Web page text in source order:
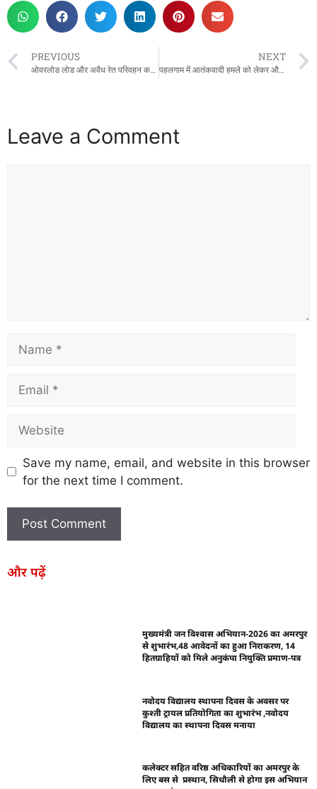
PREVIOUS
ओवरलोड लोड और अवैध रेत परिवहन करते 7 ट्रैक्टर पकड़ाये, तहसीलदार शहपुरा की बड़ी कार्यवाही ,लगातार मिल रही थी शिकायत
NEXT
पहलगाम में आतंकवादी हमले को लेकर और पश्चिम बंगाल में हो रहे हिंदू भाई बहन और बच्चों के साथ अभद्र व्यवहार एवं हिंदू धर्म के मंदिरों और इष्ट देवों की मूर्तियों को खंडित करने को लेकर एसडीएम शहपुरा को सौपा ज्ञापन
Leave a Comment
Save my name, email, and website in this browser
for the next time I comment.
और पढ़ें
मुख्यमंत्री जन विश्वास अभियान-2026 का अमरपुर
से शुभारंभ,48 आवेदनों का हुआ निराकरण, 14
हितग्राहियों को मिले अनुकंपा नियुक्ति प्रमाण-पत्र
नवोदय विद्यालय स्थापना दिवस के अवसर पर
कुश्ती ट्रायल प्रतियोगिता का शुभारंभ ,नवोदय
विद्यालय का स्थापना दिवस मनाया
कलेक्टर सहित वरिष्ठ अधिकारियों का अमरपुर के
लिए बस से प्रस्थान, सिधौली से होगा इस अभियान